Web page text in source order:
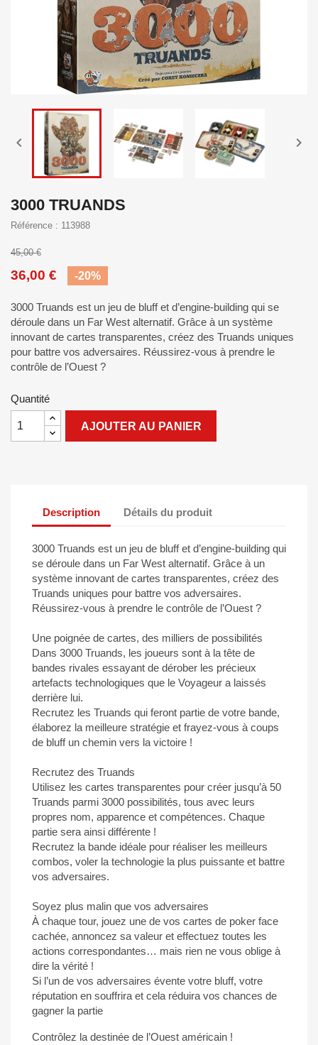
 
3000 TRUANDS
Référence : 113988
45,00 €
36,00 € -20%
3000 Truands est un jeu de bluff et d’engine-building qui se
déroule dans un Far West alternatif. Grâce à un système
innovant de cartes transparentes, créez des Truands uniques
pour battre vos adversaires. Réussirez-vous à prendre le
contrôle de l’Ouest ?
Quantité
AJOUTER AU PANIER
Description Détails du produit
3000 Truands est un jeu de bluff et d’engine-building qui
se déroule dans un Far West alternatif. Grâce à un
système innovant de cartes transparentes, créez des
Truands uniques pour battre vos adversaires.
Réussirez-vous à prendre le contrôle de l’Ouest ?
Une poignée de cartes, des milliers de possibilités
Dans 3000 Truands, les joueurs sont à la tête de
bandes rivales essayant de dérober les précieux
artefacts technologiques que le Voyageur a laissés
derrière lui.
Recrutez les Truands qui feront partie de votre bande,
élaborez la meilleure stratégie et frayez-vous à coups
de bluff un chemin vers la victoire !
Recrutez des Truands
Utilisez les cartes transparentes pour créer jusqu’à 50
Truands parmi 3000 possibilités, tous avec leurs
propres nom, apparence et compétences. Chaque
partie sera ainsi différente !
Recrutez la bande idéale pour réaliser les meilleurs
combos, voler la technologie la plus puissante et battre
vos adversaires.
Soyez plus malin que vos adversaires
À chaque tour, jouez une de vos cartes de poker face
cachée, annoncez sa valeur et effectuez toutes les
actions correspondantes… mais rien ne vous oblige à
dire la vérité !
Si l’un de vos adversaires évente votre bluff, votre
réputation en souffrira et cela réduira vos chances de
gagner la partie
Contrôlez la destinée de l’Ouest américain !